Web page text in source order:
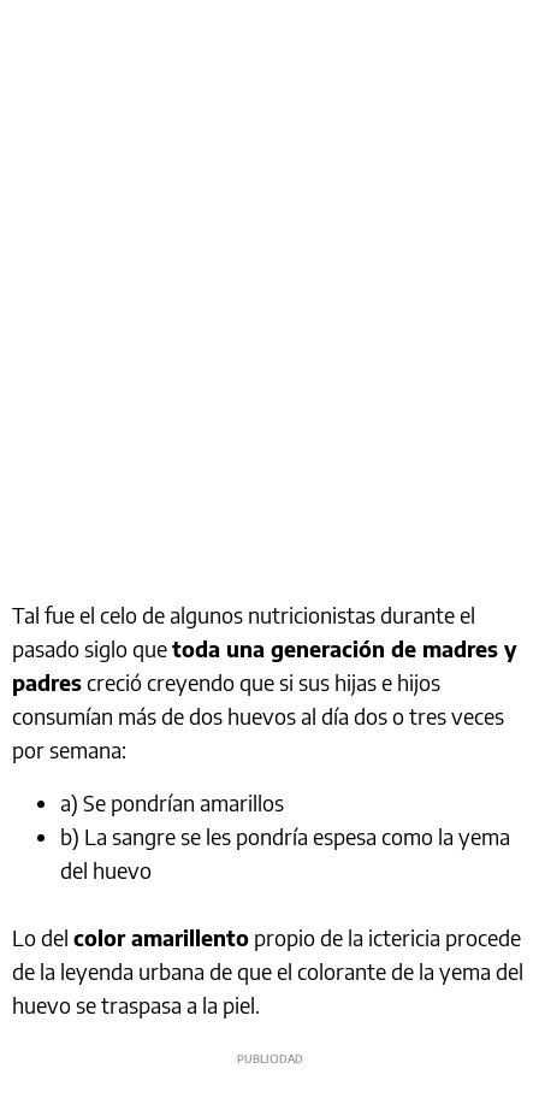
Tal fue el celo de algunos nutricionistas durante el
pasado siglo quetoda una generación de madres y
padrescreció creyendo que si sus hijas e hijos
consumían más de dos huevos al día dos o tres veces
por semana:
a) Se pondrían amarillos
b) La sangre se les pondría espesa como la yema
del huevo
Lo del color amarillento propio de la ictericia procede
de la leyenda urbana de que el colorante de la yema del
huevo se traspasa a la piel.